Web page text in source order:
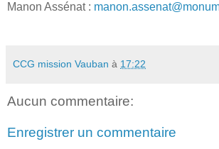
Manon Assénat :
CCG mission Vauban à 17:22
Aucun commentaire:
Enregistrer un commentaire